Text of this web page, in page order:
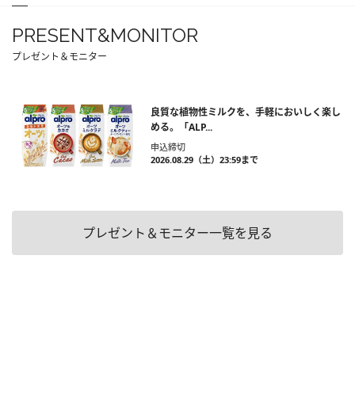
PRESENT&MONITOR
プレゼント＆モニター
良質な植物性ミルクを、手軽においしく楽し
める。「ALP...
申込締切
2026.08.29（土）23:59まで
プレゼント＆モニター一覧を見る